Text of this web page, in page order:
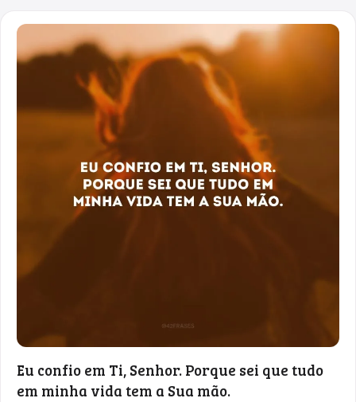
Eu confio em Ti, Senhor. Porque sei que tudo
em minha vida tem a Sua mão.